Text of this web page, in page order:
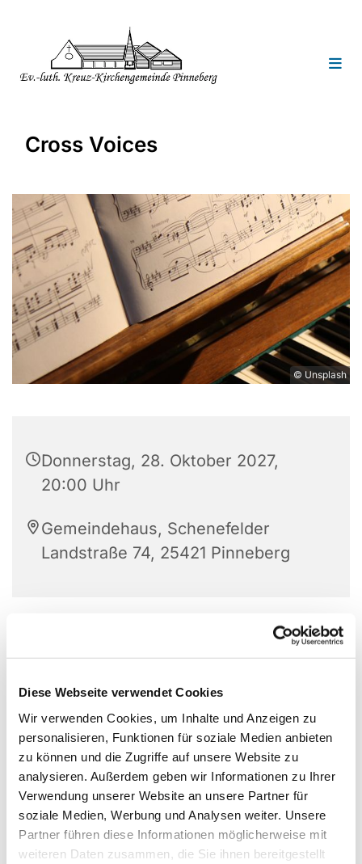
Diese Webseite verwendet Cookies
Wir verwenden Cookies, um Inhalte und Anzeigen zu
personalisieren, Funktionen für soziale Medien anbieten
zu können und die Zugriffe auf unsere Website zu
analysieren. Außerdem geben wir Informationen zu Ihrer
Verwendung unserer Website an unsere Partner für
soziale Medien, Werbung und Analysen weiter. Unsere
Partner führen diese Informationen möglicherweise mit
weiteren Daten zusammen, die Sie ihnen bereitgestellt
Cross Voices
© Unsplash
Donnerstag, 28. Oktober 2027,
20:00 Uhr
Gemeindehaus, Schenefelder
Landstraße 74, 25421 Pinneberg